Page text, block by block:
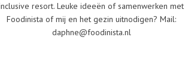
resort. Leuke ideeën of samenwerken met
Foodinista of mij en het gezin uitnodigen? Mail:
daphne@foodinista.nl